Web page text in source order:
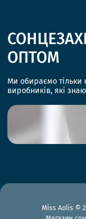
ОПТОМ
Ми обираємо тільки
виробників, які
Miss Aolis ©